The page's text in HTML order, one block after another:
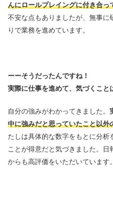
んにロールプレイングに付き合っ
不安な点もありましたが、無事に
りで業務を進めています。
ーーそうだったんですね！
実際に仕事を進めて、気づくこと
自分の強みがわかってきました。
中に強みだと思っていたこと以外
たしは具体的な数字をもとに分
ことが得意だと気づきました。
からも高評価をいただいています。